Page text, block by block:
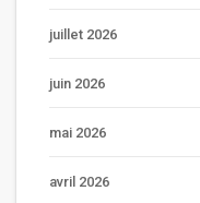
juillet 2026
juin 2026
mai 2026
avril 2026